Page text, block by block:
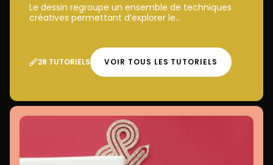
Le dessin regroupe un ensemble de techniques
créatives permettant d’explorer le...
28 TUTORIELS VOIR TOUS LES TUTORIELS